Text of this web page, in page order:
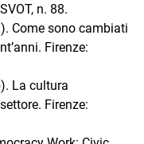
n. 88.
Come sono cambiati
Firenze:
La cultura
Firenze: